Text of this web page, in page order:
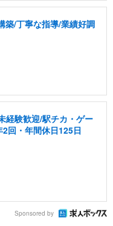
築/丁寧な指導/業績好調
経験歓迎/駅チカ・ゲー
回・年間休日125日
Sponsored by